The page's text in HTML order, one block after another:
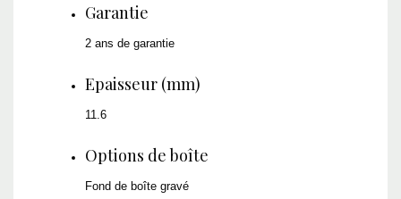
Garantie
2 ans de garantie
Epaisseur (mm)
11.6
Options de boîte
Fond de boîte gravé